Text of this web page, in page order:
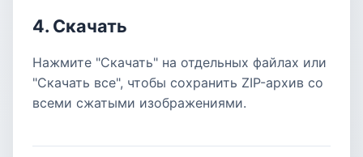
4. Скачать
Нажмите "Скачать" на отдельных файлах или
"Скачать все", чтобы сохранить ZIP-архив со
всеми сжатыми изображениями.